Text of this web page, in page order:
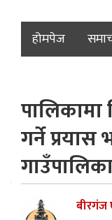
होमपेज
पालिकामा
गर्ने प्रयास
बीरगंज